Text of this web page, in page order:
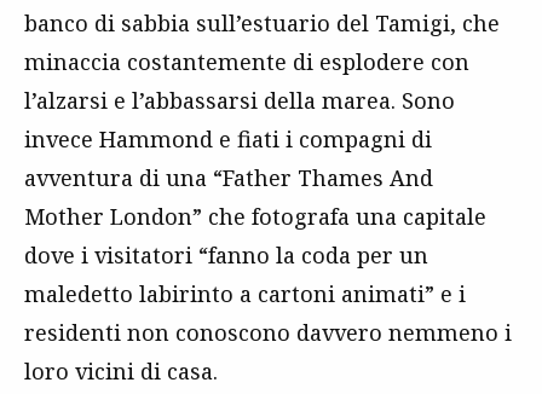
banco di sabbia sull’estuario del Tamigi, che
minaccia costantemente di esplodere con
l’alzarsi e l’abbassarsi della marea. Sono
invece Hammond e fiati i compagni di
avventura di una “Father Thames And
Mother London” che fotografa una capitale
dove i visitatori “fanno la coda per un
maledetto labirinto a cartoni animati” e i
residenti non conoscono davvero nemmeno i
loro vicini di casa.